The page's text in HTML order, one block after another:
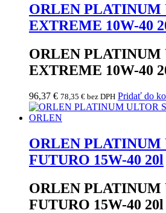
ORLEN PLATINUM
EXTREME 10W-40
ORLEN PLATINUM
EXTREME 10W-40
96,37 € 78,35 € bez DPH Pridať do
ORLEN PLATINUM
FUTURO 15W-40 20l
ORLEN PLATINUM
FUTURO 15W-40 20l